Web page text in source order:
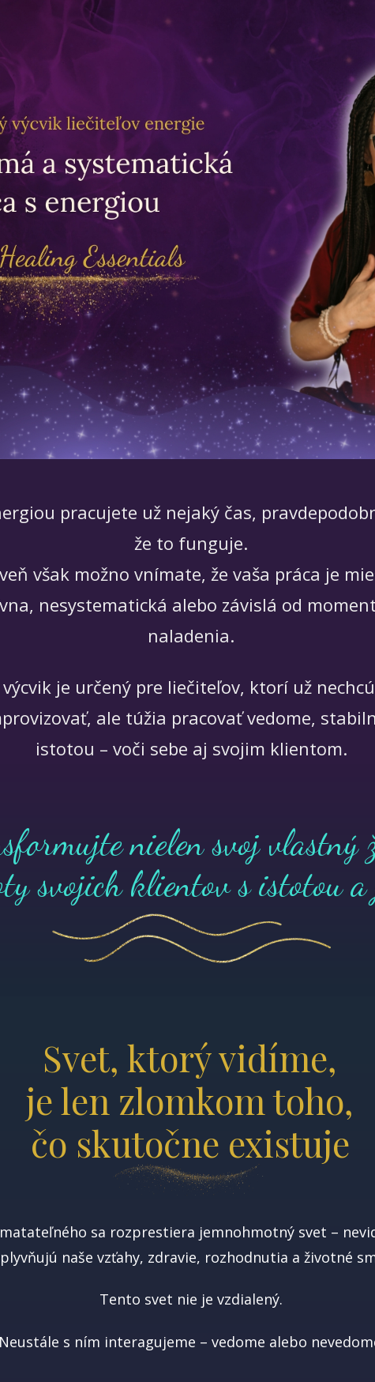
pracujete už nejaký čas,
že to funguje.
však možno vnímate, že vaša práca je
nesystematická alebo závislá od
naladenia.
je určený pre liečiteľov, ktorí už
ale túžia pracovať vedome,
istotou – voči sebe aj svojim klientom.
nielen svoj vlastný
svojich klientov s istotou a
Svet, ktorý vidíme,
je len zlomkom toho,
čo skutočne existuje
sa rozprestiera jemnohmotný svet –
naše vzťahy, zdravie, rozhodnutia a životné
Tento svet nie je vzdialený.
Neustále s ním interagujeme – vedome alebo